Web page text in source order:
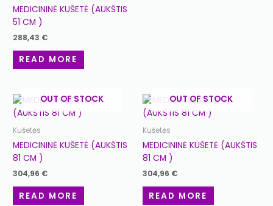
MEDICININĖ KUŠETĖ (AUKŠTIS
51 CM )
288,43 €
READ MORE
OUT OF STOCK
Kušetės
MEDICININĖ KUŠETĖ (AUKŠTIS
81 CM )
304,96 €
READ MORE
OUT OF STOCK
Kušetės
MEDICININĖ KUŠETĖ (AUKŠTIS
81 CM )
304,96 €
READ MORE